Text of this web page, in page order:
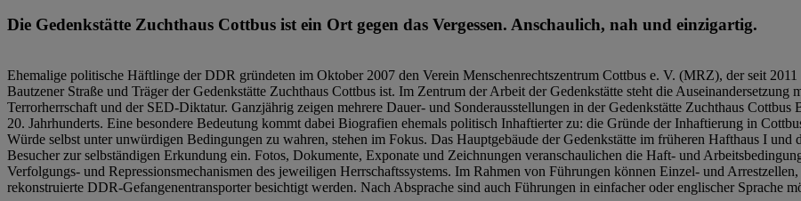
Die Gedenkstätte Zuchthaus Cottbus ist ein Ort gegen das Vergessen. Anschaulich, nah und einzigartig.
Ehemalige politische Häftlinge der DDR gründeten im Oktober 2007 den Verein Menschenrechtszentrum Cottbus e. V. (MRZ), der seit
Bautzener Straße und Träger der Gedenkstätte Zuchthaus Cottbus ist. Im Zentrum der Arbeit der Gedenkstätte steht die
Terrorherrschaft und der SED-Diktatur. Ganzjährig zeigen mehrere Dauer- und Sonderausstellungen in der Gedenkstätte Zuchthaus
20. Jahrhunderts. Eine besondere Bedeutung kommt dabei Biografien ehemals politisch Inhaftierter zu: die Gründe der Inhaftierung in
Würde selbst unter unwürdigen Bedingungen zu wahren, stehen im Fokus. Das Hauptgebäude der Gedenkstätte im früheren Hafthaus I
Besucher zur selbständigen Erkundung ein. Fotos, Dokumente, Exponate und Zeichnungen veranschaulichen die Haft- und
Verfolgungs- und Repressionsmechanismen des jeweiligen Herrschaftssystems. Im Rahmen von Führungen können Einzel- und
rekonstruierte DDR-Gefangenentransporter besichtigt werden. Nach Absprache sind auch Führungen in einfacher oder englischer Sprache